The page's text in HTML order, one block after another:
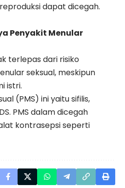
dapat dicegah.
Penyakit Menular
terlepas dari risiko
seksual, meskipun
istri.
(PMS) ini yaitu sifilis,
PMS dalam dicegah
kontrasepsi seperti